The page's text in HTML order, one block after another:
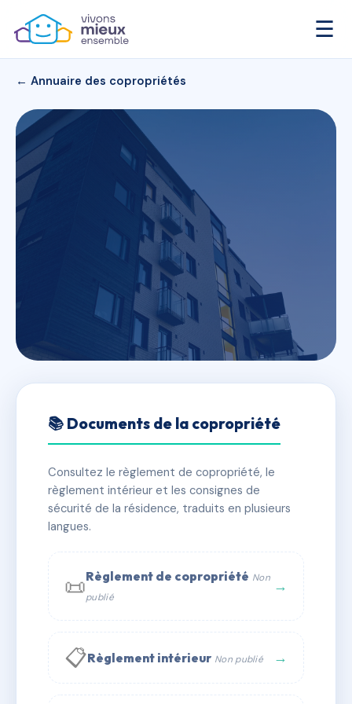
☰
← Annuaire des copropriétés
AIGUE MARINE
Var
✓ Immatriculée 🏠 86 lots 🏗 2 bâtiment(s)
✉ Email
📚 Documents de la copropriété
Consultez le règlement de copropriété, le
règlement intérieur et les consignes de
sécurité de la résidence, traduits en plusieurs
langues.
📜Règlement de copropriété Non
publié
→
📋Règlement intérieur Non publié →